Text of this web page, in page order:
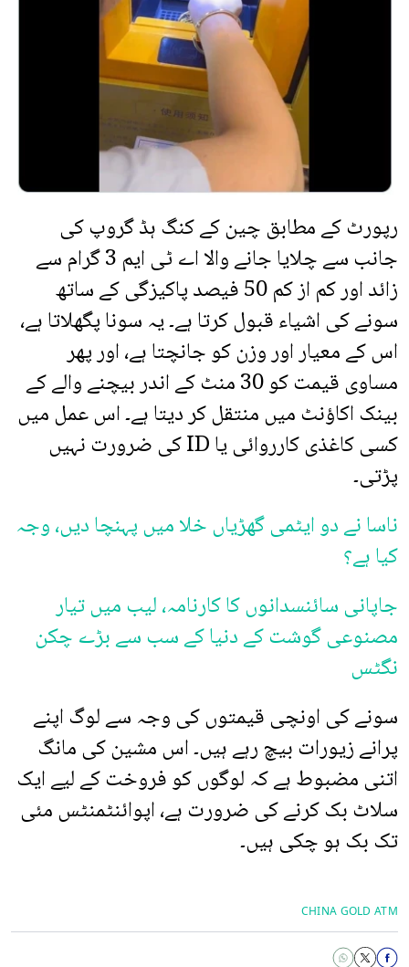
رپورٹ کے مطابق چین کے کنگ ہڈ گروپ کی
جانب سے چلایا جانے والا اے ٹی ایم 3 گرام سے
زائد اور کم از کم 50 فیصد پاکیزگی کے ساتھ
سونے کی اشیاء قبول کرتا ہے۔ یہ سونا پگھلاتا ہے،
اس کے معیار اور وزن کو جانچتا ہے، اور پھر
مساوی قیمت کو 30 منٹ کے اندر بیچنے والے کے
بینک اکاؤنٹ میں منتقل کر دیتا ہے۔ اس عمل میں
کسی کاغذی کارروائی یا ID کی ضرورت نہیں
پڑتی۔
ناسا نے دو ایٹمی گھڑیاں خلا میں پہنچا دیں، وجہ
کیا ہے؟
جاپانی سائنسدانوں کا کارنامہ، لیب میں تیار
مصنوعی گوشت کے دنیا کے سب سے بڑے چکن
نگٹس
سونے کی اونچی قیمتوں کی وجہ سے لوگ اپنے
پرانے زیورات بیچ رہے ہیں۔ اس مشین کی مانگ
اتنی مضبوط ہے کہ لوگوں کو فروخت کے لیے ایک
سلاٹ بک کرنے کی ضرورت ہے، اپوائنٹمنٹس مئی
تک بک ہو چکی ہیں۔
CHINA GOLD ATM